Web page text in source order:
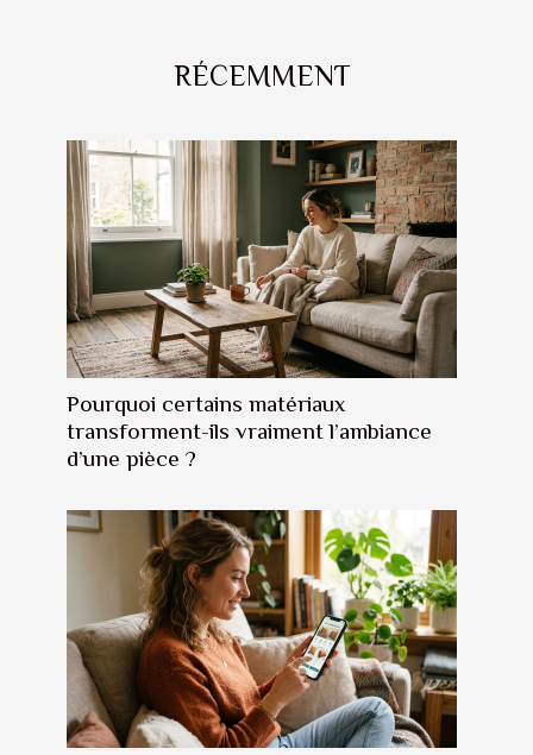
RÉCEMMENT
Pourquoi certains matériaux
transforment-ils vraiment l’ambiance
d’une pièce ?